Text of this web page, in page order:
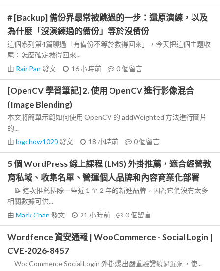
# [Backup] 備份界最常被跳過的一步：還原演練，以及
為什麼「沒演練過的備份」等於沒備份
這個系列第4篇聊過「有備份不等於救得回來」，今天把這個主題收
尾：怎麼確定救得回來...
由 RainPan 發文 16 小時前 0個留言
[OpenCV 學習筆記] 2. 使用 OpenCV 進行影像混合
(Image Blending)
本文將簡單示範如何使用 OpenCV 的 addWeighted 方法進行圖片
的...
由 logohow1020發文 18 小時前 0個留言
5 個 WordPress 線上課程 (LMS) 外掛推薦，適合經營教
育私域、收集名單、營運個人品牌和內容商業化部署
📝 這次推薦排除一些近 1 至 2 年的新進品牌，因為它們沒有太多
相關數據可供...
由 Mack Chan 發文 21 小時前 0個留言
Wordfence 資安通報 | WooCommerce - Social Login |
CVE-2026-8457
WooCommerce Social Login 外掛爆出嚴重驗證繞過漏洞，使...